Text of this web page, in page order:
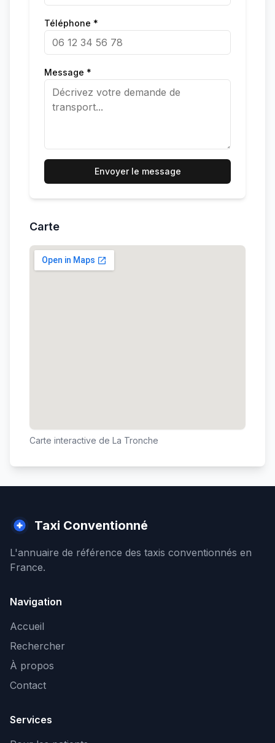
Téléphone *
Message *
Envoyer le message
Carte
Carte interactive de La Tronche
Taxi Conventionné
L'annuaire de référence des taxis conventionnés en
France.
Navigation
Accueil
Rechercher
À propos
Contact
Services